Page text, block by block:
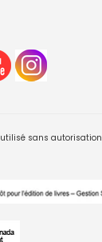
sans autorisation